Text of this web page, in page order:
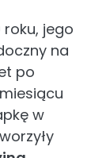
roku, jego
na
po
w